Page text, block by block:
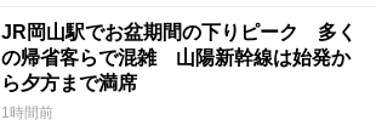
JR岡山駅でお盆期間の下りピーク 多く
の帰省客らで混雑 山陽新幹線は始発か
ら夕方まで満席
1時間前